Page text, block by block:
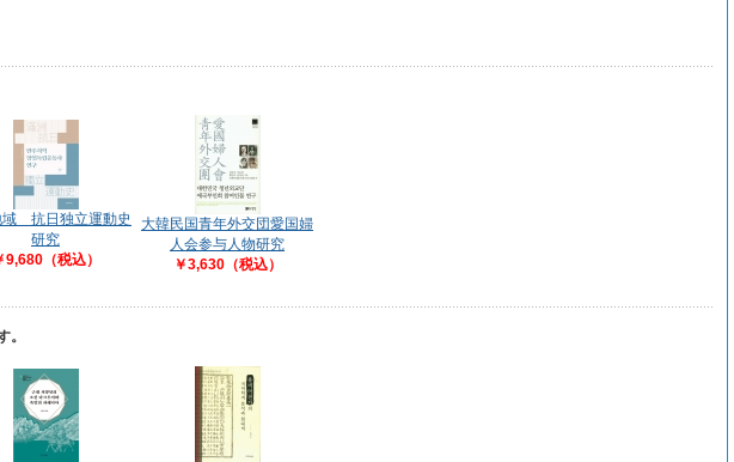
域 抗日独立運動史
研究
9,680（税込）
大韓民国青年外交団愛国婦
人会参与人物研究
￥3,630（税込）
。